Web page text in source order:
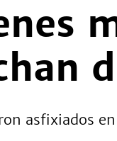
asfixiados